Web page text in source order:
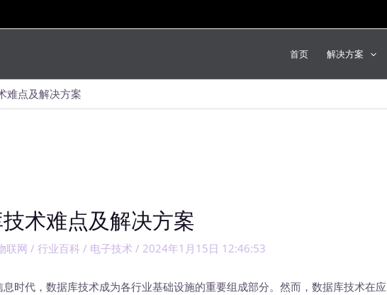
首页 解决方案
难点及解决方案
术难点及解决方案
联网/行业百科 / 电子技术 / 2024年1月15日 12:46:53
代，数据库技术成为各行业基础设施的重要组成部分。然而，数据库技术在应